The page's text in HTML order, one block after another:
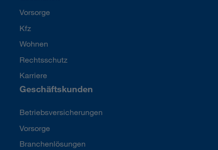
Vorsorge
Kfz
Wohnen
Rechtsschutz
Karriere
Geschäftskunden
Betriebsversicherungen
Vorsorge
Branchenlösungen